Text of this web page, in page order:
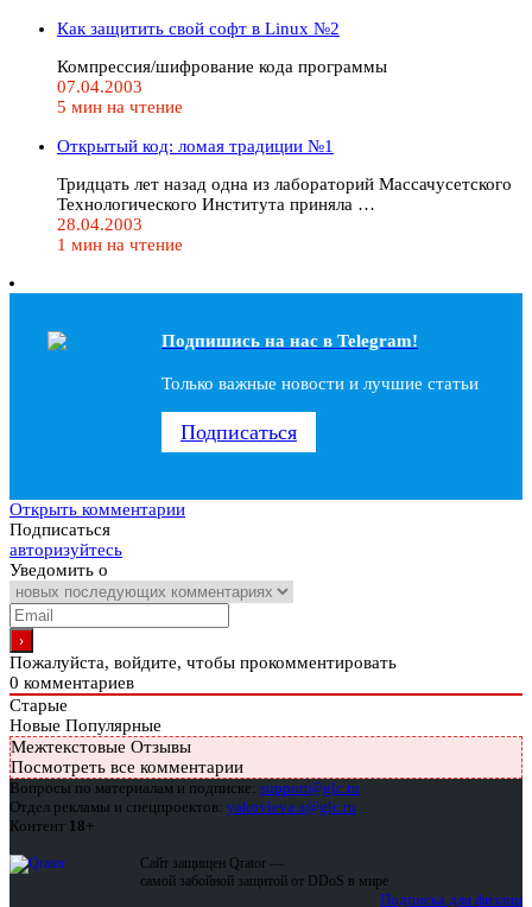
Как защитить свой софт в Linux №2
Компрессия/шифрование кода программы
07.04.2003
5 мин на чтение
Открытый код: ломая традиции №1
Тридцать лет назад одна из лабораторий Массачусетского
Технологического Института приняла …
28.04.2003
1 мин на чтение
Подпишись на наc в Telegram!
Только важные новости и лучшие статьи
Подписаться
Открыть комментарии
Подписаться
авторизуйтесь
Уведомить о
Пожалуйста, войдите, чтобы прокомментировать
0 комментариев
Старые
Новые Популярные
Межтекстовые Отзывы
Посмотреть все комментарии
Вопросы по материалам и подписке: support@glc.ru
Отдел рекламы и спецпроектов: yakovleva.a@glc.ru
Контент 18+
Сайт защищен Qrator —
самой забойной защитой от DDoS в мире
Подписка для физлиц